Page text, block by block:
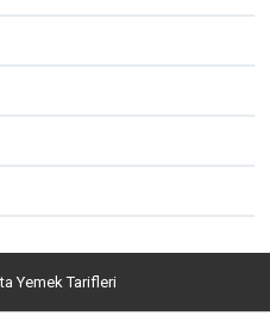
Yemek Tarifleri